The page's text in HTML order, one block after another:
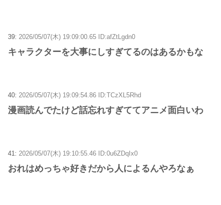
39: 2026/05/07(木) 19:09:00.65 ID:afZtLgdn0
キャラクターを大事にしすぎてるのはあるかもな
40: 2026/05/07(木) 19:09:54.86 ID:TCzXL5Rhd
漫画読んでたけど話忘れすぎててアニメ面白いわ
41: 2026/05/07(木) 19:10:55.46 ID:0u6ZDqIx0
おれはめっちゃ好きだから人によるんやろなぁ